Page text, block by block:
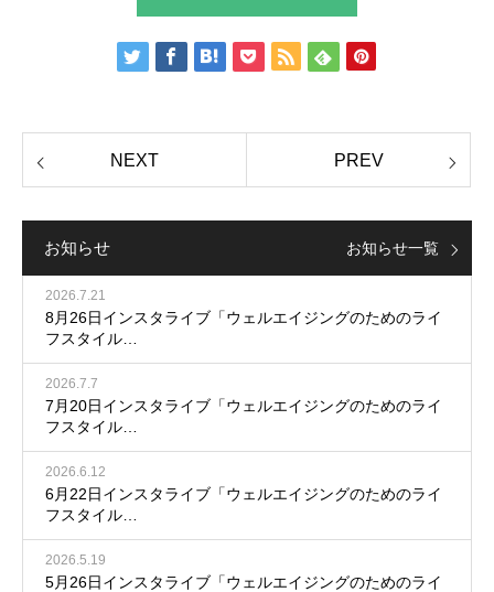
お知らせ
2026.7.21
8月26日インスタライブ「ウェルエイジングのためのライ
フスタイル…
2026.7.7
7月20日インスタライブ「ウェルエイジングのためのライ
フスタイル…
2026.6.12
6月22日インスタライブ「ウェルエイジングのためのライ
フスタイル…
2026.5.19
5月26日インスタライブ「ウェルエイジングのためのライ
お知らせ一覧